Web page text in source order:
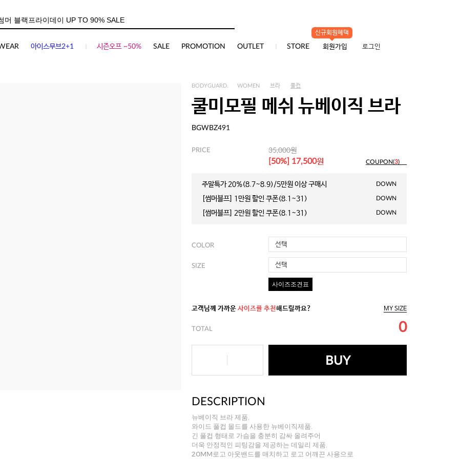
아이스무브2+1 시즌오프 ~50% SALE PROMOTION OUTLET STORE
신규회원혜택
회원가입 로그인
BODYGUARD. WOMEN 브라 풀컵
쿨미모필 메쉬 뉴베이직 브라
BGWBZ491
PRICE 35,000원
[50%] 17,500원 COUPON(3)
주말특가 20%(8.7~8.9)/5만원 이상 구매시 DOWN
[썸머블프] 1만원 할인 쿠폰(8.1~31) DOWN
[썸머블프] 2만원 할인 쿠폰(8.1~31) DOWN
COLOR 선택
SIZE 선택
사이즈조견표
고객님께 가까운 사이즈를 추천해드릴까요? MY SIZE
TOTAL 0
BUY
DESCRIPTION
뉴베이직 브라 제품.
와이드 풀컵 몰드를 사용한 뉴베이직제품.
긴 풀컵 형태로 가슴을 충분히 감싸 올려주어
더욱 안정적인 피팅감을 제공하는 데일리 제품.
20MM로고 아웃밴드를 매치하고 로고 어깨끈 사용으로